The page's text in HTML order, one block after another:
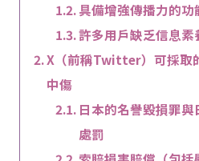
具備增強傳播力的功
許多用戶缺乏信息素
X（前稱Twitter）可採取
中傷
日本的名譽毀損罪
處罰